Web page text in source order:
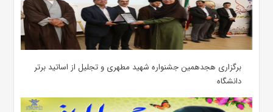
برگزاری هجدهمین جشنواره شهید مطهری و تجلیل از اساتید برتر
دانشگاه